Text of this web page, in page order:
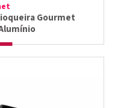
Gourmet